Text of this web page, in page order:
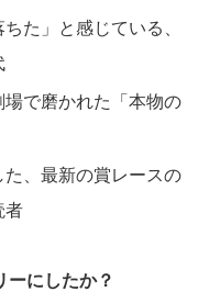
た」と感じている、
で磨かれた「本物の
、最新の賞レースの
者
ーにしたか？